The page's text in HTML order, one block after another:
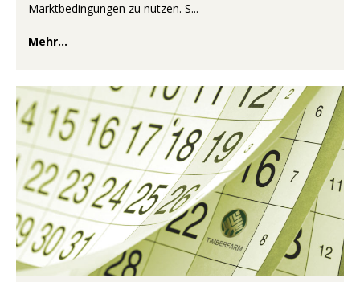
Marktbedingungen zu nutzen. S...
Mehr...